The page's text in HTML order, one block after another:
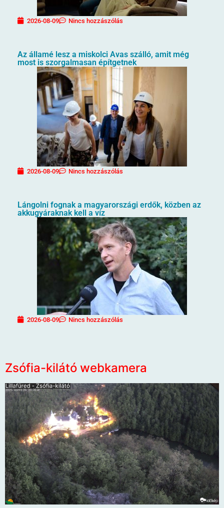
2026-08-09 Nincs hozzászólás
Az államé lesz a miskolci Avas szálló, amit még
most is szorgalmasan építgetnek
2026-08-09 Nincs hozzászólás
Lángolni fognak a magyarországi erdők, közben az
akkugyáraknak kell a víz
2026-08-09 Nincs hozzászólás
Zsófia-kilátó webkamera